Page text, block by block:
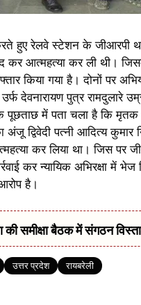
हुए रेलवे स्टेशन के जीआरपी
आत्महत्या कर ली थी।
किया गया है। दोनों पर
देवनारायण पुत्र रामदुलारे
पूछताछ में पता चला है कि
द्विवेदी पत्नी आदित्य कुमार
कर लिया था। जिस पर
कर न्यायिक अभिरक्षा में भेज
है।
समीक्षा बैठक में संगठन
उत्तर प्रदेश रायबरेली